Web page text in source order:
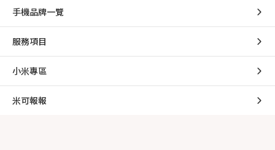
手機品牌一覽
服務項目
小米專區
米可報報